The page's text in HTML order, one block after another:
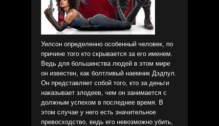
Уилсон определенно особенный человек, по
причине того кто скрывается за его именем.
Ведь для большинства людей в этом мире
он известен, как болтливый наемник Дэдпул.
Он представляет собой того, кто за деньги
наказывает злодеев, чем он занимается с
должным успехом в последнее время. В
этом случае у него есть значительное
превосходство, ведь его невозможно убить,